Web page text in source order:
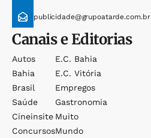
publicidade@grupoatarde.com.br
Canais e Editorias
Autos
Bahia
Brasil
Saúde
Cineinsite
Concursos
E.c. Bahia
E.c. Vitória
Empregos
Gastronomia
Muito
Mundo